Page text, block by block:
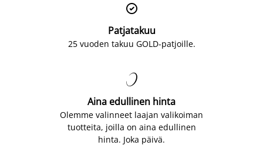

Patjatakuu
25 vuoden takuu GOLD-patjoille.

Aina edullinen hinta
Olemme valinneet laajan valikoiman
tuotteita, joilla on aina edullinen
hinta. Joka päivä.